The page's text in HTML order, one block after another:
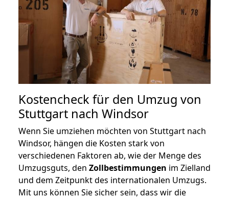
Kostencheck für den Umzug von
Stuttgart nach Windsor
Wenn Sie umziehen möchten von Stuttgart nach
Windsor, hängen die Kosten stark von
verschiedenen Faktoren ab, wie der Menge des
Umzugsguts, den Zollbestimmungen im Zielland
und dem Zeitpunkt des internationalen Umzugs.
Mit uns können Sie sicher sein, dass wir die